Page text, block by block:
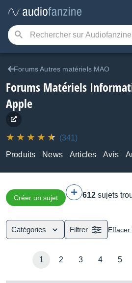
Forums Autres matériels MAO
Forums Matériels
Apple
(341)
Produits
News Articles Avis
Créer un sujet 612 sujets
Catégories Filtrer Effacer
1 2 3 4 5